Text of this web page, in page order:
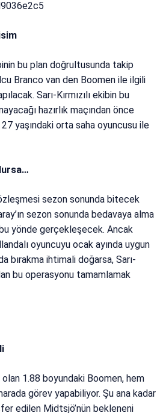
bu plan doğrultusunda takip
Branco van den Boomen ile ilgili
Sarı-Kırmızılı ekibin bu
hazırlık maçından önce
yaşındaki orta saha oyuncusu ile
sezon sonunda bitecek
sezon sonunda bedavaya alma
yönde gerçekleşecek. Ancak
oyuncuyu ocak ayında uygun
bırakma ihtimali doğarsa, Sarı-
bu operasyonu tamamlamak
1.88 boyundaki Boomen, hem
görev yapabiliyor. Şu ana kadar
edilen Midtsjö’nün bekleneni